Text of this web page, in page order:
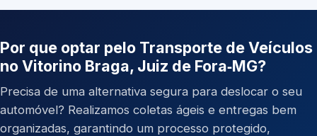
Por que optar pelo Transporte de Veículos
no Vitorino Braga, Juiz de Fora‑MG?
Precisa de uma alternativa segura para deslocar o seu
automóvel? Realizamos coletas ágeis e entregas bem
organizadas, garantindo um processo protegido,